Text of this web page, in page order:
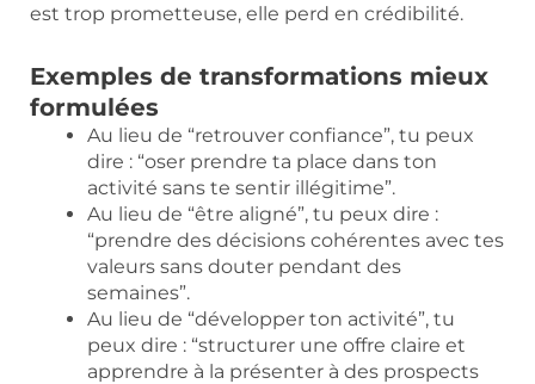
est trop prometteuse, elle perd en crédibilité.
Exemples de transformations mieux
formulées
Au lieu de “retrouver confiance”, tu peux
dire : “oser prendre ta place dans ton
activité sans te sentir illégitime”.
Au lieu de “être aligné”, tu peux dire :
“prendre des décisions cohérentes avec tes
valeurs sans douter pendant des
semaines”.
Au lieu de “développer ton activité”, tu
peux dire : “structurer une offre claire et
apprendre à la présenter à des prospects